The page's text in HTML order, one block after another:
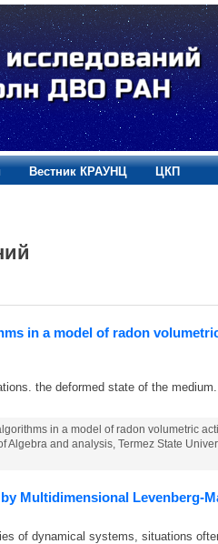
Вестник КРАУНЦ
ЦКП
in a model of radon
the deformed state of the
in a model of radon volumetric
and analysis, Termez State
Multidimensional Levenberg-
of dynamical systems, situations